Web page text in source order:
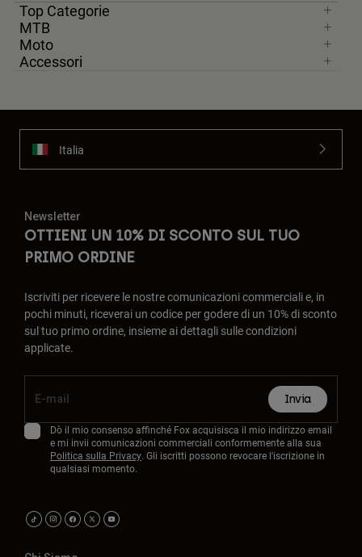
Top Categorie
MTB
Moto
Accessori
Italia
Newsletter
OTTIENI UN 10% DI SCONTO SUL TUO
PRIMO ORDINE
Iscriviti per ricevere le nostre comunicazioni commerciali e, in
pochi minuti, riceverai un codice per godere di un 10% di sconto
sul tuo primo ordine, insieme ai dettagli sulle condizioni
applicate.
Invia
Dò il mio consenso affinché Fox acquisisca il mio indirizzo email
e mi invii comunicazioni commerciali conformemente alla sua
Politica sulla Privacy. Gli iscritti possono revocare l'iscrizione in
qualsiasi momento.